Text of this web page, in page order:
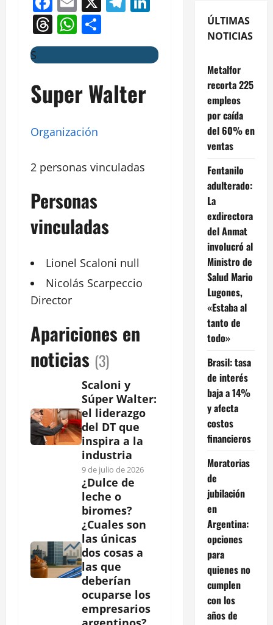
Threads
WhatsApp
S
Super Walter
Organización
2 personas vinculadas
Personas
vinculadas
Lionel Scaloni null
Nicolás Scarpeccio
Director
Apariciones en
noticias (3)
Scaloni y
Súper Walter:
el liderazgo
del DT que
inspira a la
industria
9 de julio de 2026
¿Dulce de
leche o
biromes?
¿Cuales son
las únicas
dos cosas a
las que
deberían
ocuparse los
empresarios
ÚLTIMAS
NOTICIAS
Metalfor
recorta 225
empleos
por caída
del 60% en
ventas
Fentanilo
adulterado:
La
exdirectora
del Anmat
involucró al
Ministro de
Salud Mario
Lugones,
«Estaba al
tanto de
todo»
Brasil: tasa
de interés
baja a 14%
y afecta
costos
financieros
Moratorias
de
jubilación
en
Argentina:
opciones
para
quienes no
cumplen
con los
años de